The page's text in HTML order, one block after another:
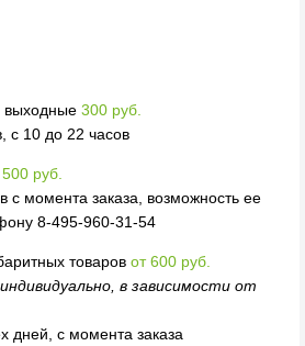
выходные 300 руб.
с 10 до 22 часов
500 руб.
с момента заказа, возможность ее
8-495-960-31-54
товаров от 600 руб.
в зависимости от
дней, с момента заказа